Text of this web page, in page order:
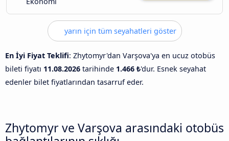
yarın için tüm seyahatleri göster
En İyi Fiyat Teklifi: Zhytomyr'dan Varşova'ya en ucuz otobüs
bileti fiyatı 11.08.2026 tarihinde 1.466 ₺'dur. Esnek seyahat
edenler bilet fiyatlarından tasarruf eder.
Zhytomyr ve Varşova arasındaki otobüs